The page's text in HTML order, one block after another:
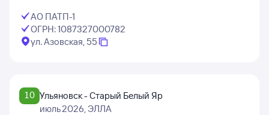
АО ПАТП-1
ОГРН: 1087327000782
ул. Азовская, 55
10 Ульяновск - Старый Белый Яр
июль 2026, ЭЛЛА